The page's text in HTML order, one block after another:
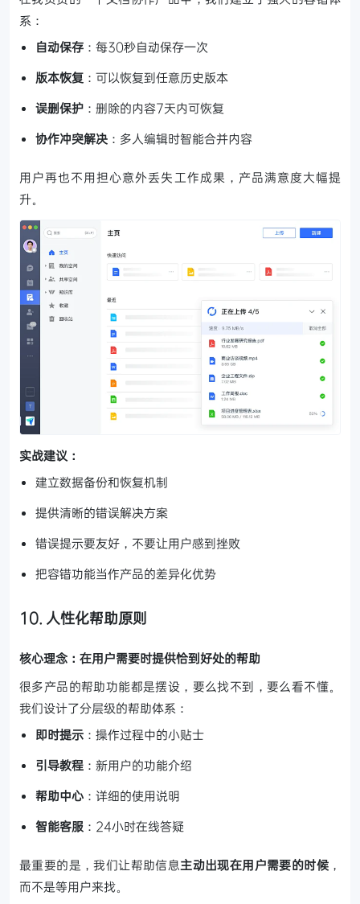
系：
自动保存 ：每30秒自动保存一次
版本恢复 ：可以恢复到任意历史版本
误删保护 ：删除的内容7天内可恢复
协作冲突解决 ：多人编辑时智能合并内容
用户再也不用担心意外丢失工作成果，产品满意度大幅提
升。
实战建议：
建立数据备份和恢复机制
提供清晰的错误解决方案
错误提示要友好，不要让用户感到挫败
把容错功能当作产品的差异化优势
10. 人性化帮助原则
核心理念：在用户需要时提供恰到好处的帮助
很多产品的帮助功能都是摆设，要么找不到，要么看不懂。
我们设计了分层级的帮助体系：
即时提示 ：操作过程中的小贴士
引导教程 ：新用户的功能介绍
帮助中心 ：详细的使用说明
智能客服 ：24小时在线答疑
最重要的是，我们让帮助信息主动出现在用户需要的时候 ，
而不是等用户来找。